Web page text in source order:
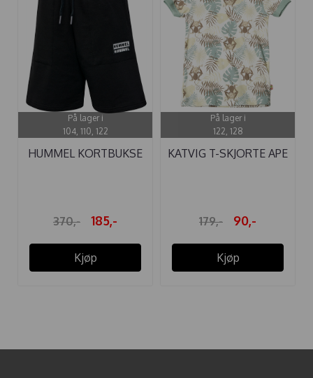
På lager i
104, 110, 122
HUMMEL KORTBUKSE
370,- 185,-
Kjøp
På lager i
122, 128
KATVIG T-SKJORTE APE
179,- 90,-
Kjøp